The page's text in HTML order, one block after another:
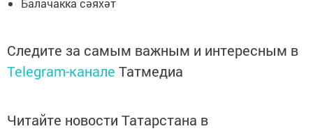
Балачакка сәяхәт
Следите за самым важным и интересным в
Telegram-канале Татмедиа
Читайте новости Татарстана в